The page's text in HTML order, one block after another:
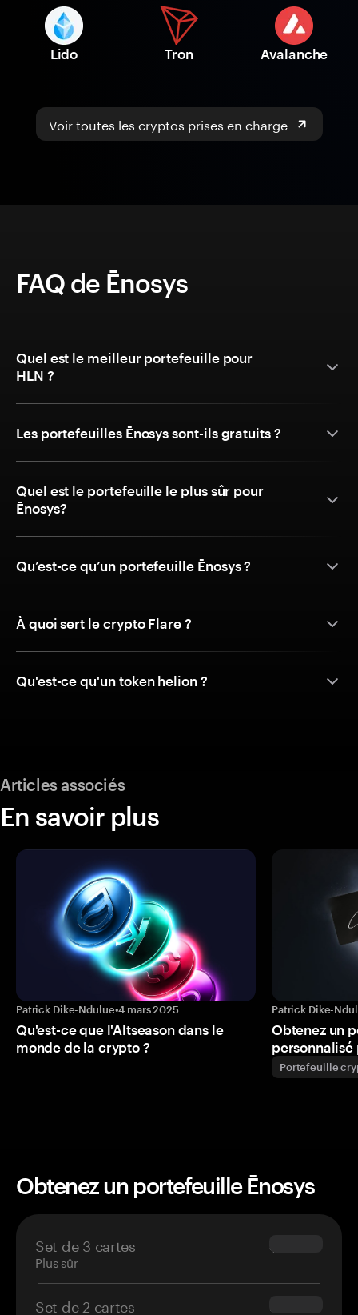
Lido Tron Avalanche
Voir toutes les cryptos prises en charge
FAQ de Ēnosys
Quel est le meilleur portefeuille pour
HLN ?
Les portefeuilles Ēnosys sont-ils gratuits ?
Quel est le portefeuille le plus sûr pour
Ēnosys?
Qu’est-ce qu’un portefeuille Ēnosys ?
À quoi sert le crypto Flare ?
Qu'est-ce qu'un token helion ?
Articles associés
En savoir plus
Patrick Dike-Ndulue•4 mars 2025
Qu'est-ce que l'Altseason dans le
monde de la crypto ?
Patrick Dike-
Obtenez un
personnalisé
Portefeuille
Obtenez un portefeuille Ēnosys
Set de 3 cartes
Plus sûr
$69.90
Set de 2 cartes $54.90